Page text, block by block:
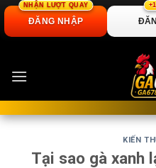
KIẾN
Tại sao gà xanh
NHẬN LƯỢT QUAY
ĐĂNG NHẬP